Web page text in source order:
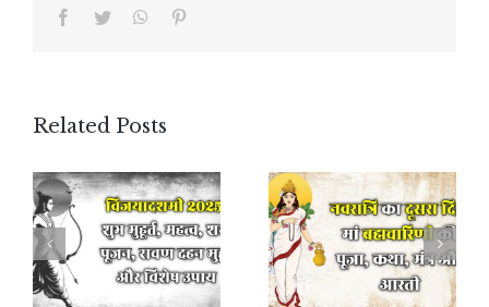
Facebook
Twitter WhatsApp
Related Posts